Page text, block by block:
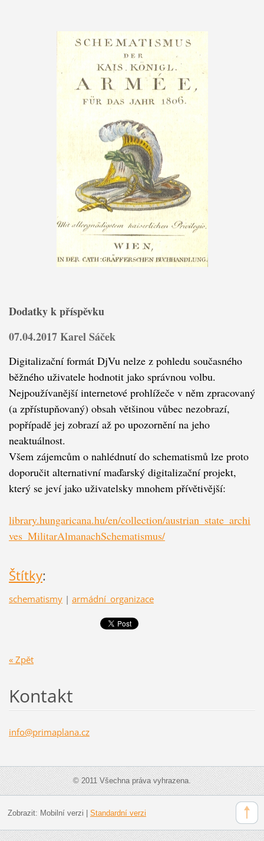
Dodatky k příspěvku
07.04.2017 Karel Sáček
Digitalizační formát DjVu nelze z pohledu současného
běžného uživatele hodnotit jako správnou volbu.
Nejpoužívanější internetové prohlížeče v něm zpracovaný
(a zpřístupňovaný) obsah většinou vůbec nezobrazí,
popřípadě jej zobrazí až po upozornění na jeho
neaktuálnost.
Všem zájemcům o nahlédnutí do schematismů lze proto
doporučit alternativní maďarský digitalizační projekt,
který se jeví jako uživatelsky mnohem přívětivější:
library.hungaricana.hu/en/collection/austrian_state_archi
ves_MilitarAlmanachSchematismus/
Štítky:
schematismy | armádní_organizace
« Zpět
Kontakt
info@primaplana.cz
© 2011 Všechna práva vyhrazena.
Zobrazit: Mobilní verzi Standardní verzi